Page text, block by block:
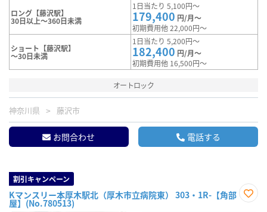
ロング【藤沢駅】
30日以上～360日未満
1日当たり 5,100円～
179,400 円/月～
初期費用他 22,000円～
ショート【藤沢駅】
～30日未満
1日当たり 5,200円～
182,400 円/月～
初期費用他 16,500円～
オートロック
神奈川県 藤沢市
お問合わせ 電話する
割引キャンペーン
Kマンスリー本厚木駅北（厚木市立病院東） 303・1R-【角部
屋】(No.780513)